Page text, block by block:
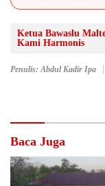
Ketua Bawaslu
Kami Harmonis
Penulis: Abdul Kadir Ipa
Baca Juga